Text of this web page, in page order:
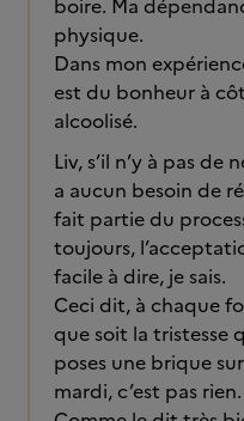
boire. Ma
physique.
Dans mon
est du bonheur à
alcoolisé.
Liv, s’il n’y à pas de
a aucun besoin de
fait partie du
toujours,
facile à dire, je sais.
Ceci dit, à chaque
que soit la tristesse
poses une brique
mardi, c’est pas rien.